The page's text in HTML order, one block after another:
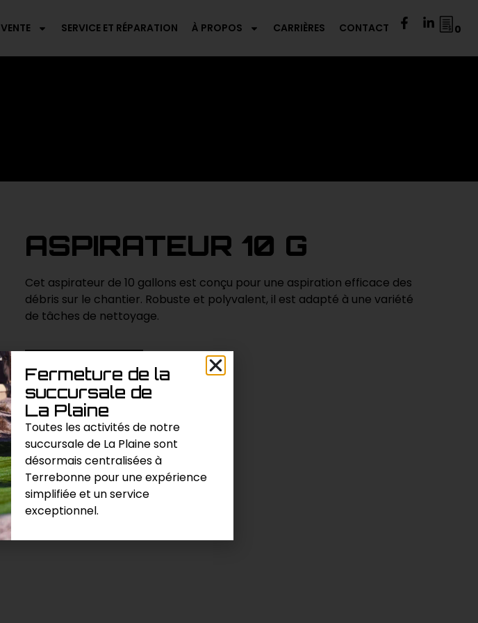
0
VENTE SERVICE ET RÉPARATION À PROPOS CARRIÈRES CONTACT
ASPIRATEUR 10 G
Cet aspirateur de 10 gallons est conçu pour une aspiration efficace des
débris sur le chantier. Robuste et polyvalent, il est adapté à une variété
de tâches de nettoyage.
Demande de prix
Catégories : Aspiration
Fermeture de la
succursale de
La Plaine
Toutes les activités de notre
succursale de La Plaine sont
désormais centralisées à
Terrebonne pour une expérience
simplifiée et un service
exceptionnel.